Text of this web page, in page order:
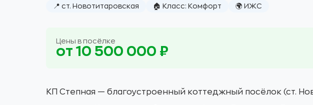
📍 ст. Новотитаровская 🏠 Класс: Комфорт 🌍 ИЖС
Цены в посёлке
от 10 500 000 ₽
КП Степная — благоустроенный коттеджный посёлок (ст.